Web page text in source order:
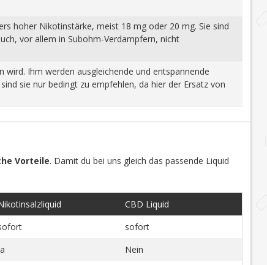
hoher Nikotinstärke, meist 18 mg oder 20 mg. Sie sind
vor allem in Subohm-Verdampfern, nicht
Ihm werden ausgleichende und entspannende
sie nur bedingt zu empfehlen, da hier der Ersatz von
Vorteile. Damit du bei uns gleich das passende Liquid
CBD Liquid
sofort
Nein